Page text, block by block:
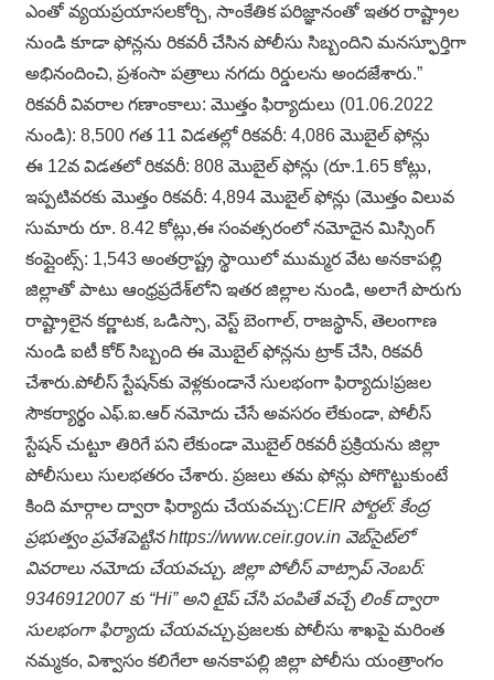
ఎంతో వ్యయప్రయాసలకోర్చి, సాంకేతిక పరిజ్ఞానంతో ఇతర రాష్ట్రాల
నుండి కూడా ఫోన్లను రికవరీ చేసిన పోలీసు సిబ్బందిని మనస్ఫూర్తిగా
అభినందించి, ప్రశంసా పత్రాలు నగదు రిర్డులను అందజేశారు.”
రికవరీ వివరాల గణాంకాలు: మొత్తం ఫిర్యాదులు (01.06.2022
నుండి): 8,500 గత 11 విడతల్లో రికవరీ: 4,086 మొబైల్ ఫోన్లు
ఈ 12వ విడతలో రికవరీ: 808 మొబైల్ ఫోన్లు (రూ.1.65 కోట్లు,
ఇప్పటివరకు మొత్తం రికవరీ: 4,894 మొబైల్ ఫోన్లు (మొత్తం విలువ
సుమారు రూ. 8.42 కోట్లు,ఈ సంవత్సరంలో నమోదైన మిస్సింగ్
కంప్లైంట్స్: 1,543 అంతర్రాష్ట్ర స్థాయిలో ముమ్మర వేట అనకాపల్లి
జిల్లాతో పాటు ఆంధ్రప్రదేశ్‌లోని ఇతర జిల్లాల నుండి, అలాగే పొరుగు
రాష్ట్రాలైన కర్ణాటక, ఒడిస్సా, వెస్ట్ బెంగాల్, రాజస్థాన్, తెలంగాణ
నుండి ఐటీ కోర్ సిబ్బంది ఈ మొబైల్ ఫోన్లను ట్రాక్ చేసి, రికవరీ
చేశారు.పోలీస్ స్టేషన్‌కు వెళ్లకుండానే సులభంగా ఫిర్యాదు!ప్రజల
సౌకర్యార్థం ఎఫ్‌.ఐ.ఆర్ నమోదు చేసే అవసరం లేకుండా, పోలీస్
స్టేషన్ చుట్టూ తిరిగే పని లేకుండా మొబైల్ రికవరీ ప్రక్రియను జిల్లా
పోలీసులు సులభతరం చేశారు. ప్రజలు తమ ఫోన్లు పోగొట్టుకుంటే
కింది మార్గాల ద్వారా ఫిర్యాదు చేయవచ్చు:CEIR పోర్టల్: కేంద్ర
ప్రభుత్వం ప్రవేశపెట్టిన https://www.ceir.gov.in వెబ్‌సైట్‌లో
వివరాలు నమోదు చేయవచ్చు. జిల్లా పోలీస్ వాట్సాప్ నెంబర్:
9346912007 కు “Hi” అని టైప్ చేసి పంపితే వచ్చే లింక్ ద్వారా
సులభంగా ఫిర్యాదు చేయవచ్చు.ప్రజలకు పోలీసు శాఖపై మరింత
నమ్మకం, విశ్వాసం కలిగేలా అనకాపల్లి జిల్లా పోలీసు యంత్రాంగం